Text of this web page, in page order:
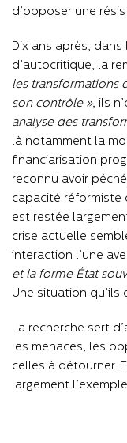
d’opposer une
Dix ans après,
d’autocritique, la
les transformations
son contrôle », ils
analyse des
là notamment la
financiarisation
reconnu avoir
capacité réformiste
est restée
crise actuelle
interaction l’une
et la forme État
Une situation qu’ils
La recherche sert
les menaces, les
celles à détourner.
largement